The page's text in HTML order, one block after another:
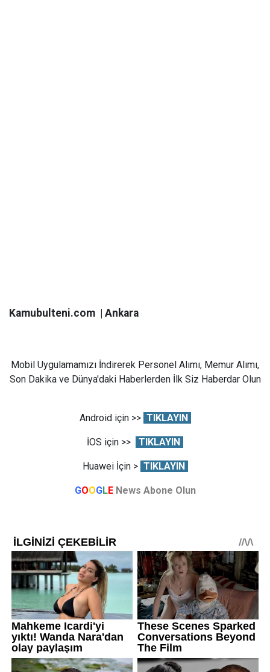
Kamubulteni.com | Ankara
Mobil Uygulamamızı İndirerek Personel Alımı, Memur Alımı,
Son Dakika ve Dünya'daki Haberlerden İlk Siz Haberdar Olun
Android için >> TIKLAYIN
İOS için >> TIKLAYIN
Huawei İçin > TIKLAYIN
GOOGLE News Abone Olun